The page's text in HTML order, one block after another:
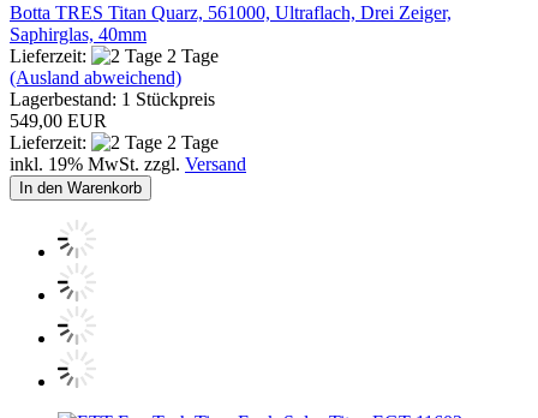
Botta TRES Titan Quarz, 561000, Ultraflach, Drei Zeiger,
Saphirglas, 40mm
Lieferzeit:
2 Tage
(Ausland abweichend)
Lagerbestand: 1 Stückpreis
549,00 EUR
Lieferzeit:
2 Tage
inkl. 19% MwSt. zzgl. Versand
In den Warenkorb